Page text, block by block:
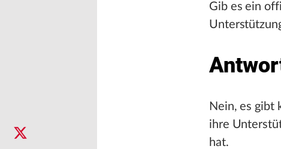
Gib es ein
Nein, es gibt
ihre
hat.